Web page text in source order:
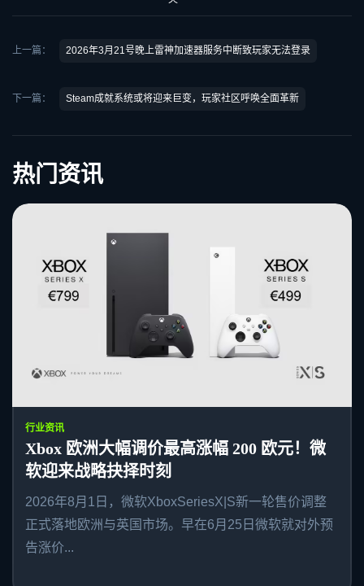
上一篇： 2026年3月21号晚上雷神加速器服务中断致玩家无法登录
下一篇： Steam成就系统或将迎来巨变，玩家社区呼唤全面革新
热门资讯
行业资讯
Xbox 欧洲大幅调价最高涨幅 200 欧元！微
软迎来战略抉择时刻
2026年8月1日，微软XboxSeriesX|S新一轮售价调整
正式落地欧洲与英国市场。早在6月25日微软就对外预
告涨价...